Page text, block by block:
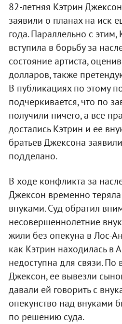
82-летняя Кэтрин
заявили о планах на иск
года. Параллельно с
вступила в борьбу за
состояние артиста,
долларов, также
В публикациях по этому
подчеркивается, что по
получили ничего, а все
достались Кэтрин и ее
братьев Джексона
подделано.
В ходе конфликта за
Джексон временно
внуками. Суд обратил
несовершеннолетние
жили без опекуна в Лос-
как Кэтрин находилась в
недоступна для связи. По
Джексон, ее вывезли
давали ей говорить с
опекунство над внуками
по решению суда.